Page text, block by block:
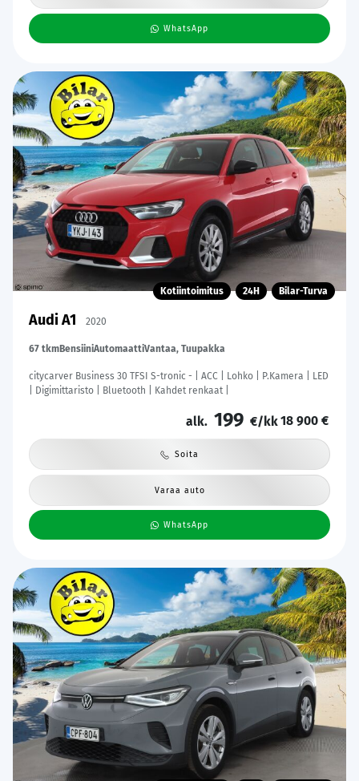
WhatsApp
Kotiintoimitus 24H Bilar-Turva
Audi A1 2020
67 tkmBensiiniAutomaattiVantaa, Tuupakka
citycarver Business 30 TFSI S-tronic - | ACC | Lohko | P.Kamera | LED
| Digimittaristo | Bluetooth | Kahdet renkaat |
alk. 199 €/kk18 900 €
Soita
Varaa auto
WhatsApp